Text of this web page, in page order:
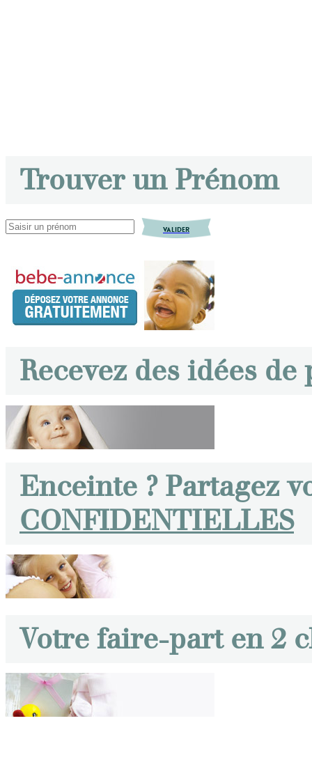
Trouver un Prénom
VALIDER
Recevez des idées
Enceinte ? Partagez
CONFIDENTIELLES
Votre faire-part en 2